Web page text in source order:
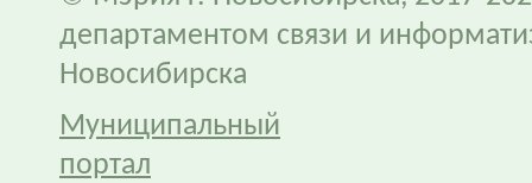
департаментом связи и
Новосибирска
Муниципальный
портал